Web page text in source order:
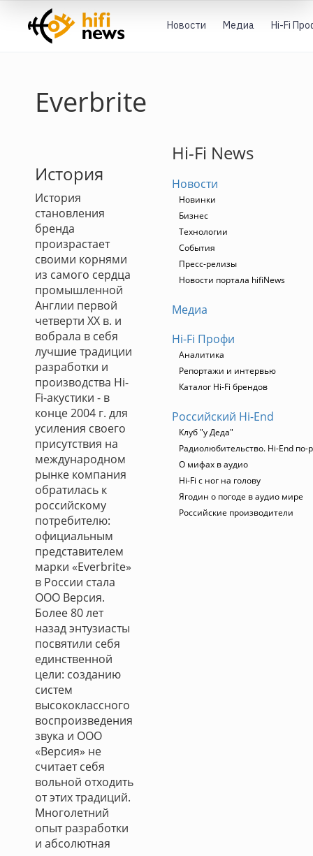
Новости Медиа Hi-Fi
Everbrite
История
История
становления
бренда
произрастает
своими корнями
из самого сердца
промышленной
Англии первой
четверти ХХ в. и
вобрала в себя
лучшие традиции
разработки и
производства Hi-
Fi-акустики - в
конце 2004 г. для
усиления своего
присутствия на
международном
рынке компания
обратилась к
российскому
потребителю:
официальным
представителем
марки «Everbrite»
в России стала
ООО Версия.
Более 80 лет
назад энтузиасты
посвятили себя
единственной
цели: созданию
систем
высококлассного
воспроизведения
звука и ООО
«Версия» не
считает себя
вольной отходить
от этих традиций.
Многолетний
опыт разработки
и абсолютная
Hi-Fi News
Новости
Новинки
Бизнес
Технологии
События
Пресс-релизы
Новости портала hifiNews
Медиа
Hi-Fi Профи
Аналитика
Репортажи и интервью
Каталог Hi-Fi брендов
Российский Hi-End
Клуб "у Деда"
Радиолюбительство. Hi-End по-
О мифах в аудио
Hi-Fi с ног на голову
Ягодин о погоде в аудио мире
Российские производители